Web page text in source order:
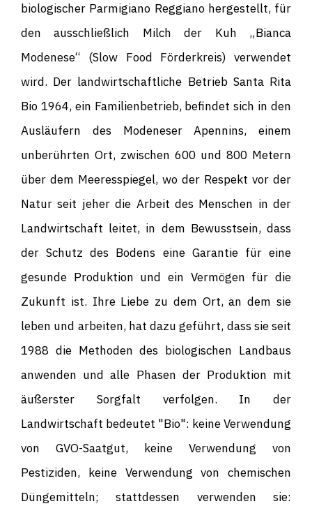
biologischer Parmigiano Reggiano hergestellt, für
den ausschließlich Milch der Kuh „Bianca
Modenese“ (Slow Food Förderkreis) verwendet
wird. Der landwirtschaftliche Betrieb Santa Rita
Bio 1964, ein Familienbetrieb, befindet sich in den
Ausläufern des Modeneser Apennins, einem
unberührten Ort, zwischen 600 und 800 Metern
über dem Meeresspiegel, wo der Respekt vor der
Natur seit jeher die Arbeit des Menschen in der
Landwirtschaft leitet, in dem Bewusstsein, dass
der Schutz des Bodens eine Garantie für eine
gesunde Produktion und ein Vermögen für die
Zukunft ist. Ihre Liebe zu dem Ort, an dem sie
leben und arbeiten, hat dazu geführt, dass sie seit
1988 die Methoden des biologischen Landbaus
anwenden und alle Phasen der Produktion mit
äußerster Sorgfalt verfolgen. In der
Landwirtschaft bedeutet "Bio": keine Verwendung
von GVO-Saatgut, keine Verwendung von
Pestiziden, keine Verwendung von chemischen
Düngemitteln; stattdessen verwenden sie: